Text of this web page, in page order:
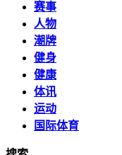
赛事
人物
潮牌
健身
健康
体讯
运动
国际体育